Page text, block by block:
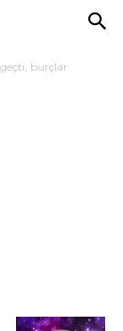
burçlar